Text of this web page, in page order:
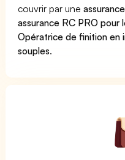
couvrir par une
assurance RC PRO
Opératrice de finition en
souples.